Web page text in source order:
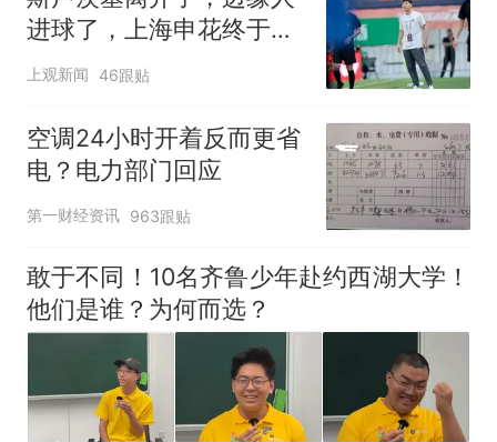
进球了，上海申花终于止
住中超三连败颓势
上观新闻 46跟贴
空调24小时开着反而更省
电？电力部门回应
第一财经资讯 963跟贴
敢于不同！10名齐鲁少年赴约西湖大学！
他们是谁？为何而选？